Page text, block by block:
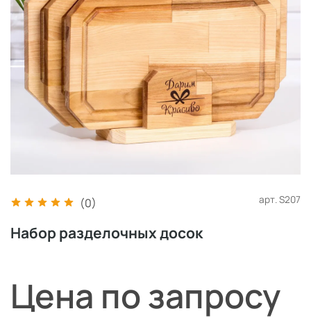
(0) арт. S207
Набор разделочных досок
Цена по запросу